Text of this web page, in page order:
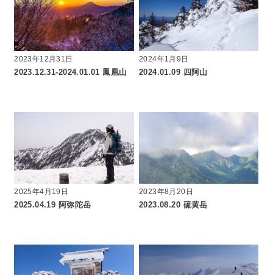
2023年12月31日
2023.12.31-2024.01.01 鳳凰山
2024年1月9日
2024.01.09 四阿山
2025年4月19日
2025.04.19 阿弥陀岳
2023年8月20日
2023.08.20 硫黄岳